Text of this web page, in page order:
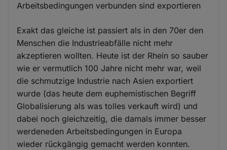
Arbeitsbedingungen verbunden sind exportieren
Exakt das gleiche ist passiert als in den 70er den
Menschen die Industrieabfälle nicht mehr
akzeptieren wollten. Heute ist der Rhein so sauber
wie er vermutlich 100 Jahre nicht mehr war, weil
die schmutzige Industrie nach Asien exportiert
wurde (das heute dem euphemistischen Begriff
Globalisierung als was tolles verkauft wird) und
dabei noch gleichzeitig, die damals immer besser
werdeneden Arbeitsbedingungen in Europa
wieder rückgängig gemacht werden konnten.